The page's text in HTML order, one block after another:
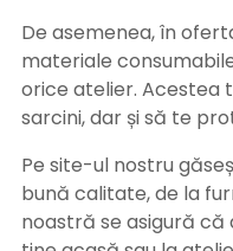
De asemenea, în
materiale
orice atelier. Acestea
sarcini, dar și să te
Pe site-ul nostru
bună calitate, de la
noastră se asigură